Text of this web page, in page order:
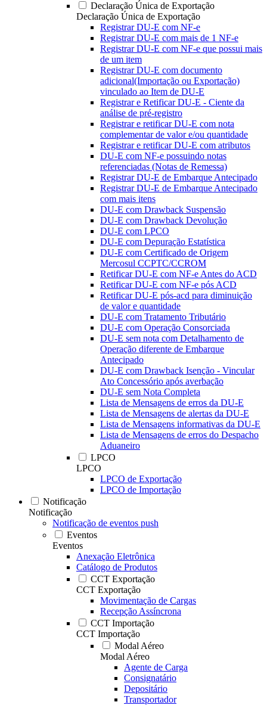
Declaração Única de Exportação
Declaração Única de Exportação
Registrar DU-E com NF-e
Registrar DU-E com mais de 1 NF-e
Registrar DU-E com NF-e que possui mais
de um item
Registrar DU-E com documento
adicional(Importação ou Exportação)
vinculado ao Item de DU-E
Registrar e Retificar DU-E - Ciente da
análise de pré-registro
Registrar e retificar DU-E com nota
complementar de valor e/ou quantidade
Registrar e retificar DU-E com atributos
DU-E com NF-e possuindo notas
referenciadas (Notas de Remessa)
Registrar DU-E de Embarque Antecipado
Registrar DU-E de Embarque Antecipado
com mais itens
DU-E com Drawback Suspensão
DU-E com Drawback Devolução
DU-E com LPCO
DU-E com Depuração Estatística
DU-E com Certificado de Origem
Mercosul CCPTC/CCROM
Retificar DU-E com NF-e Antes do ACD
Retificar DU-E com NF-e pós ACD
Retificar DU-E pós-acd para diminuição
de valor e quantidade
DU-E com Tratamento Tributário
DU-E com Operação Consorciada
DU-E sem nota com Detalhamento de
Operação diferente de Embarque
Antecipado
DU-E com Drawback Isenção - Vincular
Ato Concessório após averbação
DU-E sem Nota Completa
Lista de Mensagens de erros da DU-E
Lista de Mensagens de alertas da DU-E
Lista de Mensagens informativas da DU-E
Lista de Mensagens de erros do Despacho
Aduaneiro
LPCO
LPCO
LPCO de Exportação
LPCO de Importação
Notificação
Notificação
Notificação de eventos push
Eventos
Eventos
Anexação Eletrônica
Catálogo de Produtos
CCT Exportação
CCT Exportação
Movimentação de Cargas
Recepção Assíncrona
CCT Importação
CCT Importação
Modal Aéreo
Modal Aéreo
Agente de Carga
Consignatário
Depositário
Transportador